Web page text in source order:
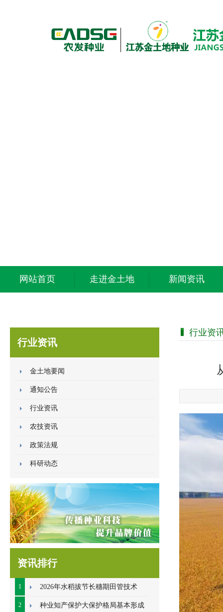
网站首页 走进金土地 新闻资讯
行业资讯
金土地要闻
通知公告
行业资讯
农技资讯
政策法规
科研动态
资讯排行
1 2026年水稻拔节长穗期田管技术
2 种业知产保护大保护格局基本形成
行业资